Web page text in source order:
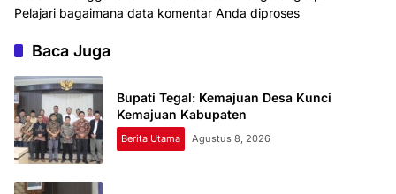
Pelajari bagaimana data komentar Anda diproses
Baca Juga
Bupati Tegal: Kemajuan Desa Kunci
Kemajuan Kabupaten
Berita Utama Agustus 8, 2026